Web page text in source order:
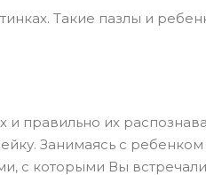
Такие пазлы и
правильно их
Занимаясь с
с которыми Вы